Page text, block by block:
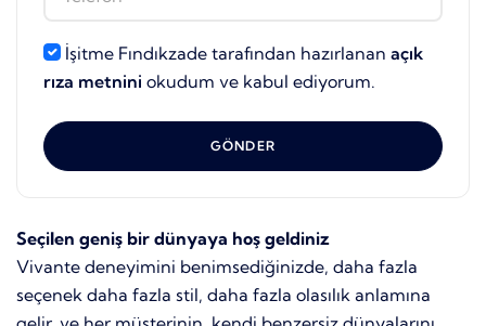
İşitme Fındıkzade tarafından hazırlanan açık
rıza metnini okudum ve kabul ediyorum.
GÖNDER
Seçilen geniş bir dünyaya hoş geldiniz
Vivante deneyimini benimsediğinizde, daha fazla
seçenek daha fazla stil, daha fazla olasılık anlamına